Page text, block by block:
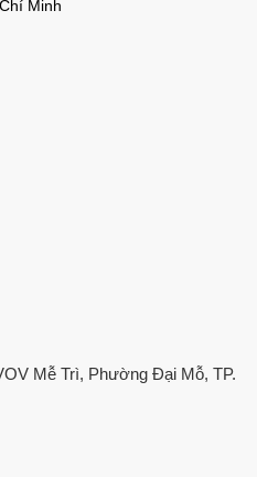
Minh
Mễ Trì, Phường Đại Mỗ, TP.